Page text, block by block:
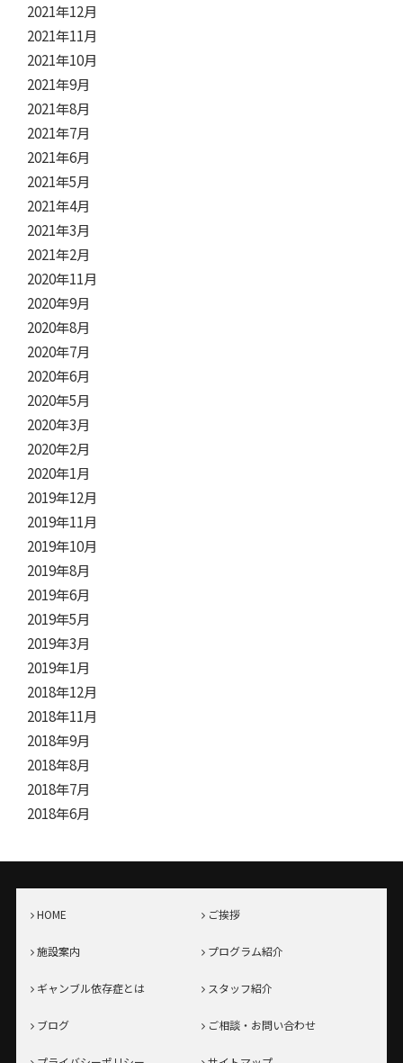
2021年12月
2021年11月
2021年10月
2021年9月
2021年8月
2021年7月
2021年6月
2021年5月
2021年4月
2021年3月
2021年2月
2020年11月
2020年9月
2020年8月
2020年7月
2020年6月
2020年5月
2020年3月
2020年2月
2020年1月
2019年12月
2019年11月
2019年10月
2019年8月
2019年6月
2019年5月
2019年3月
2019年1月
2018年12月
2018年11月
2018年9月
2018年8月
2018年7月
2018年6月
HOME ご挨拶
施設案内 プログラム紹介
ギャンブル依存症とは スタッフ紹介
ブログ ご相談・お問い合わせ